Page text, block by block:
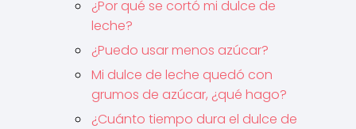
¿Por qué se cortó mi dulce de
leche?
¿Puedo usar menos azúcar?
Mi dulce de leche quedó con
grumos de azúcar, ¿qué hago?
¿Cuánto tiempo dura el dulce de